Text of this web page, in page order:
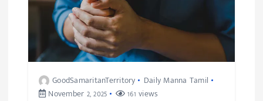
GoodSamaritanTerritory
Daily Manna Tamil
November 2, 2025
161 views